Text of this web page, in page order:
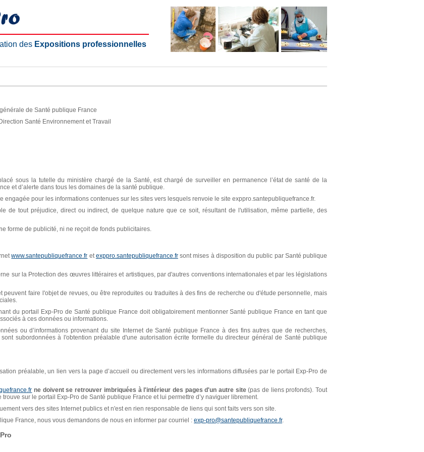
des Expositions professionnelles
de Santé publique France
Santé Environnement et Travail
sous la tutelle du ministère chargé de la Santé, est chargé de surveiller en permanence l’état de santé de la
et d’alerte dans tous les domaines de la santé publique.
engagée pour les informations contenues sur les sites vers lesquels renvoie le site exppro.santepubliquefrance.fr.
de tout préjudice, direct ou indirect, de quelque nature que ce soit, résultant de l'utilisation, même partielle, des
forme de publicité, ni ne reçoit de fonds publicitaires.
www.santepubliquefrance.fr etexppro.santepubliquefrance.frsont mises à disposition du public par Santé publique
sur la Protection des œuvres littéraires et artistiques, par d'autres conventions internationales et par les législations
peuvent faire l'objet de revues, ou être reproduites ou traduites à des fins de recherche ou d'étude personnelle, mais
du portail Exp-Pro de Santé publique France doit obligatoirement mentionner Santé publique France en tant que
à ces données ou informations.
ou d’informations provenant du site Internet de Santé publique France à des fins autres que de recherches,
subordonnées à l'obtention préalable d'une autorisation écrite formelle du directeur général de Santé publique
préalable, un lien vers la page d’accueil ou directement vers les informations diffusées par le portail Exp-Pro de
ne doivent se retrouver imbriquées à l'intérieur des pages d'un autre site(pas de liens profonds). Tout
sur le portail Exp-Pro de Santé publique France et lui permettre d’y naviguer librement.
vers des sites Internet publics et n'est en rien responsable de liens qui sont faits vers son site.
France, nous vous demandons de nous en informer par courriel : exp-pro@santepubliquefrance.fr.